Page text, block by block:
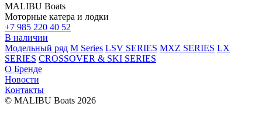
MALIBU Boats
Моторные катера и лодки
+7 985 220 40 52
В наличии
Модельный ряд M Series LSV SERIES MXZ SERIES LX
SERIES CROSSOVER & SKI SERIES
О Бренде
Новости
Контакты
© MALIBU Boats 2026